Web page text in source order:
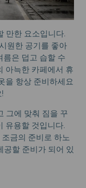
만한 요소입니다.
원한 공기를 좋아
름은 덥고 습할 수
아늑한 카페에서 휴
을 항상 준비하세요
그에 맞춰 짐을 꾸
유용할 것입니다.
금의 준비로 하노
공할 준비가 되어 있